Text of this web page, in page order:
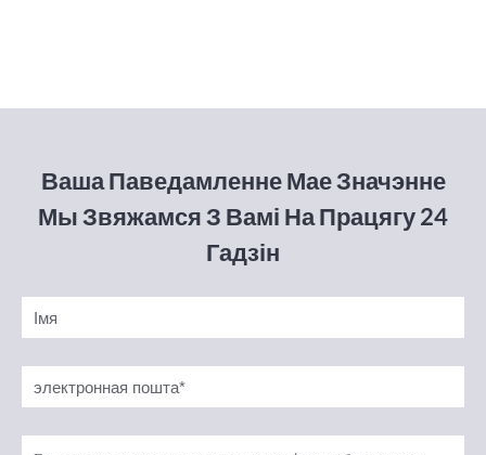
Ваша Паведамленне Мае Значэнне
Мы Звяжамся З Вамі На Працягу 24
Гадзін